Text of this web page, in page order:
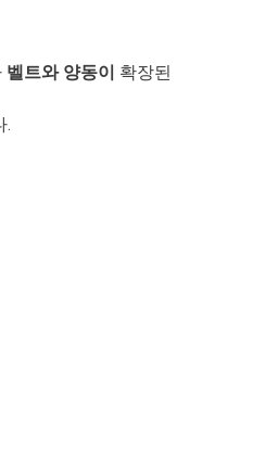
벨트와 양동이 확장된
.